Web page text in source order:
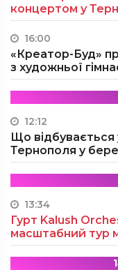
концертом у
16:00
«Креатор-Буд»
з художньої
12:12
Що відбувається
Тернополя у
13:34
Гурт Kalush
масштабний тур